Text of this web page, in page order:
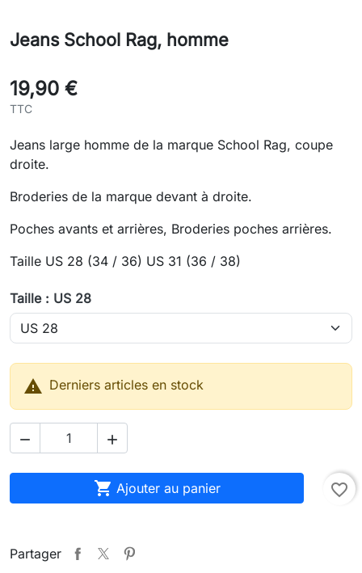
Jeans School Rag, homme
19,90 €
TTC
Jeans large homme de la marque School Rag, coupe
droite.
Broderies de la marque devant à droite.
Poches avants et arrières, Broderies poches arrières.
Taille US 28 (34 / 36) US 31 (36 / 38)
Taille : US 28
 Derniers articles en stock
 
 Ajouter au panier favorite_border
Partager